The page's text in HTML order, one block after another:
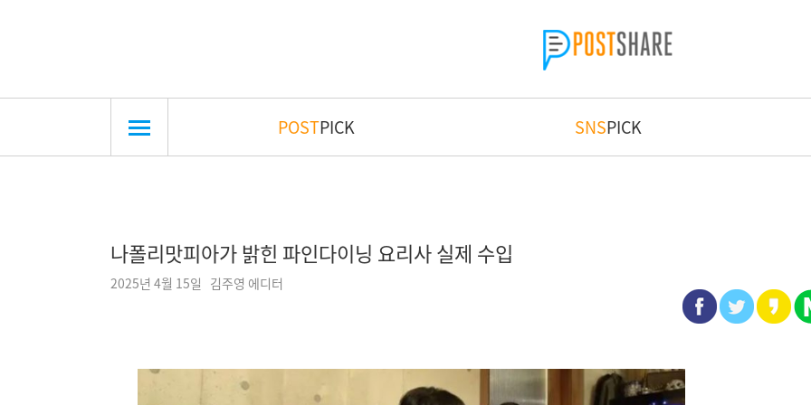
POSTPICK SNSPICK
나폴리맛피아가 밝힌 파인다이닝 요리사 실제 수입
2025년 4월 15일 김주영 에디터